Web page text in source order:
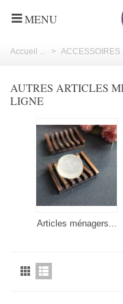
MENU
Accueil ... > ACCESSOIRES
AUTRES ARTICLES
LIGNE
Articles ménagers...